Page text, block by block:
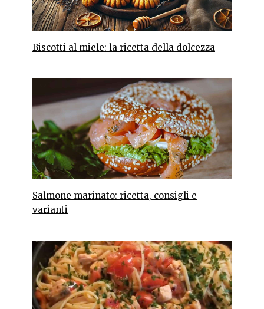
Biscotti al miele: la ricetta della dolcezza
Salmone marinato: ricetta, consigli e
varianti